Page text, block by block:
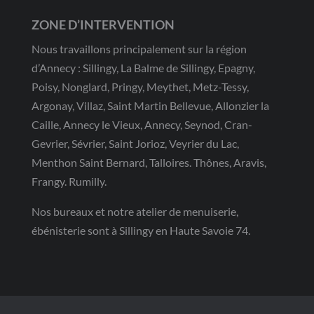
ZONE D’INTERVENTION
Nous travaillons principalement sur la région
d’Annecy : Sillingy, La Balme de Sillingy, Epagny,
Poisy, Nonglard, Pringy, Meythet, Metz-Tessy,
Argonay, Villaz, Saint Martin Bellevue, Allonzier la
Caille, Annecy le Vieux, Annecy, Seynod, Cran-
Gevrier, Sévrier, Saint Jorioz, Veyrier du Lac,
Menthon Saint Bernard, Talloires. Thônes, Aravis,
Frangy. Rumilly.
Nos bureaux et notre atelier de menuiserie,
ébénisterie sont à Sillingy en Haute Savoie 74.